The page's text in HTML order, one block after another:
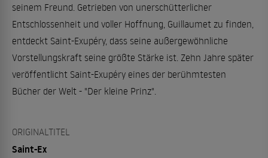
seinem Freund. Getrieben von unerschütterlicher
Entschlossenheit und voller Hoffnung, Guillaumet zu finden,
entdeckt Saint-Exupéry, dass seine außergewöhnliche
Vorstellungskraft seine größte Stärke ist. Zehn Jahre später
veröffentlicht Saint-Exupéry eines der berühmtesten
Bücher der Welt - "Der kleine Prinz".
ORIGINALTITEL
Saint-Ex